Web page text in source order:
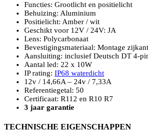
Functies: Grootlicht en positielicht
Behuizing: Aluminium
Positielicht: Amber / wit
Geschikt voor 12V / 24V: JA
Lens: Polycarbonaat
Bevestigingsmateriaal: Montage
Aansluiting: inclusief Deutsch DT 4-
Aantal led: 22 x 10W
IP rating: IP68 waterdicht
12v / 14,66A – 24v / 7,33A
Referentiegetal: 50
Certificaat: R112 en R10 R7
3 jaar garantie
TECHNISCHE EIGENSCHAPPEN